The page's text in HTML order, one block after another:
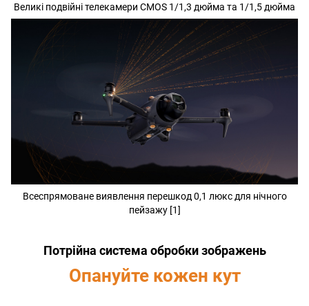
Великі подвійні телекамери CMOS 1/1,3 дюйма та 1/1,5 дюйма
Всеспрямоване виявлення перешкод 0,1 люкс для нічного
пейзажу [1]
Потрійна система обробки зображень
Опануйте кожен кут